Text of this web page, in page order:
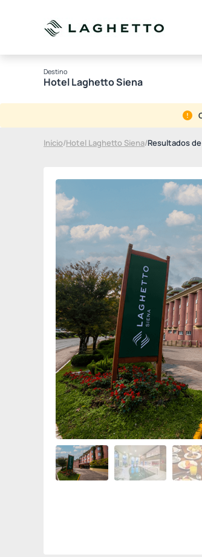
Destino
Hotel Laghetto Siena
Início/Hotel Laghetto Siena/Resultados